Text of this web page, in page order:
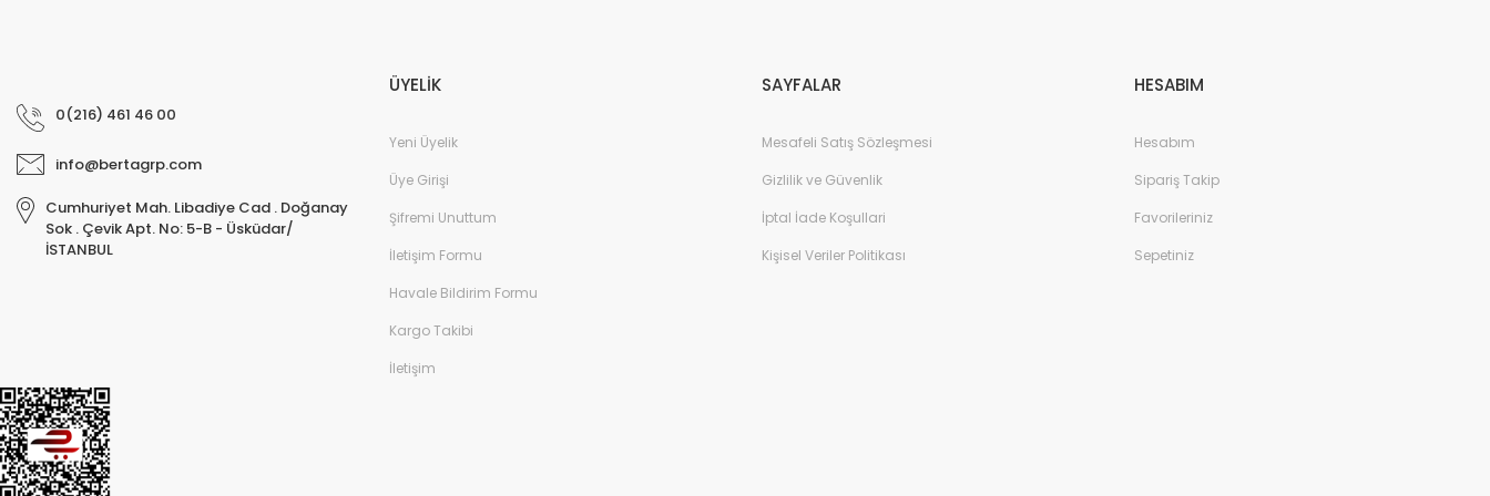
0(216) 461 46 00
info@bertagrp.com
Cumhuriyet Mah. Libadiye Cad . Doğanay
Sok . Çevik Apt. No: 5-B - Üsküdar/
İSTANBUL
ÜYELİK
Yeni Üyelik
Üye Girişi
Şifremi Unuttum
İletişim Formu
Havale Bildirim Formu
Kargo Takibi
İletişim
SAYFALAR
Mesafeli Satış Sözleşmesi
Gizlilik ve Güvenlik
İptal İade Koşullari
Kişisel Veriler Politikası
HESABIM
Hesabım
Sipariş Takip
Favorileriniz
Sepetiniz